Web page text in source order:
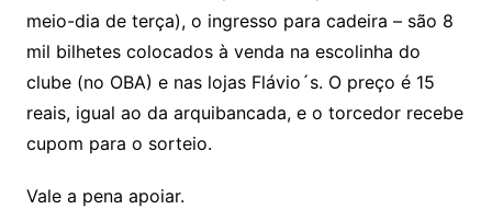
meio-dia de terça), o ingresso para cadeira – são 8
mil bilhetes colocados à venda na escolinha do
clube (no OBA) e nas lojas Flávio´s. O preço é 15
reais, igual ao da arquibancada, e o torcedor recebe
cupom para o sorteio.
Vale a pena apoiar.